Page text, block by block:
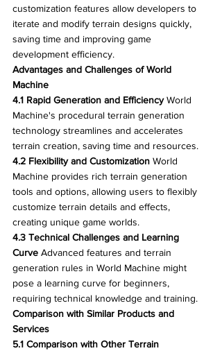
customization features allow developers to
iterate and modify terrain designs quickly,
saving time and improving game
development efficiency.
Advantages and Challenges of World
Machine
4.1 Rapid Generation and Efficiency World
Machine's procedural terrain generation
technology streamlines and accelerates
terrain creation, saving time and resources.
4.2 Flexibility and Customization World
Machine provides rich terrain generation
tools and options, allowing users to flexibly
customize terrain details and effects,
creating unique game worlds.
4.3 Technical Challenges and Learning
Curve Advanced features and terrain
generation rules in World Machine might
pose a learning curve for beginners,
requiring technical knowledge and training.
Comparison with Similar Products and
Services
5.1 Comparison with Other Terrain